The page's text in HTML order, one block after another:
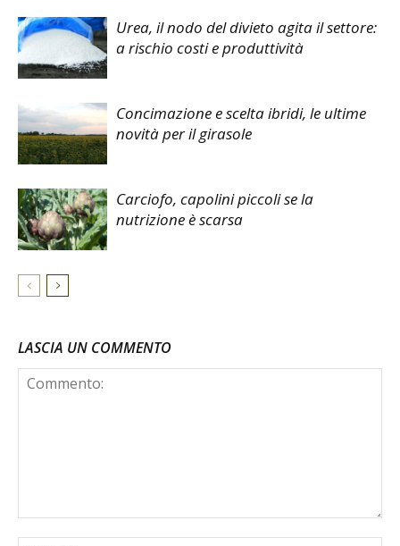
Urea, il nodo del divieto agita il settore:
a rischio costi e produttività
Concimazione e scelta ibridi, le ultime
novità per il girasole
Carciofo, capolini piccoli se la
nutrizione è scarsa
LASCIA UN COMMENTO